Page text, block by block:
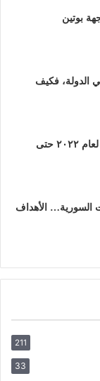
بوتين
الدولة، فكيف
ماذا تعني الانتخابات النصفية لعام ٢٠٢٢ حتى
السورية… الأهداف
211
33